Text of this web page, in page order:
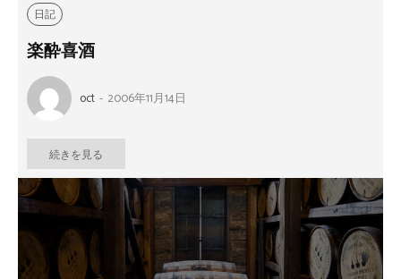
日記
楽酔喜酒
oct - 2006年11月14日
続きを見る